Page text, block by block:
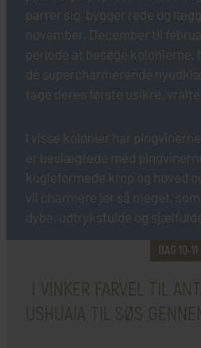
parrer sig, bygger rede og
november. December til
periode at besøge kolonierne,
de supercharmerende
tage deres første usikre,
I visse kolonier har
er beslægtede med
kugleformede krop og hoved
vil charmere jer så meget,
dybe, udtryksfulde og
DAG 10-11
I VINKER FARVEL TIL
USHUAIA TIL SØS